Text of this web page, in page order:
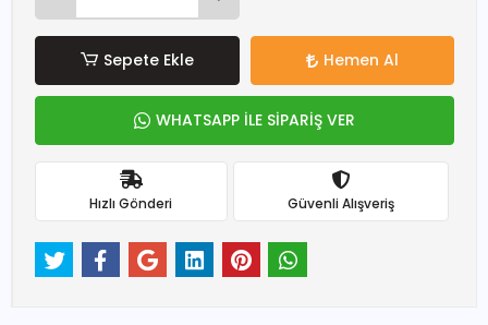
Sepete Ekle Hemen Al
WHATSAPP İLE SİPARİŞ VER
Hızlı Gönderi Güvenli Alışveriş